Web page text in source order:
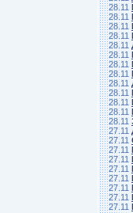
28.11
28.11
28.11
28.11
28.11
28.11
28.11
28.11
28.11
28.11
28.11
28.11
28.11
27.11
27.11
27.11
27.11
27.11
27.11
27.11
27.11
27.11